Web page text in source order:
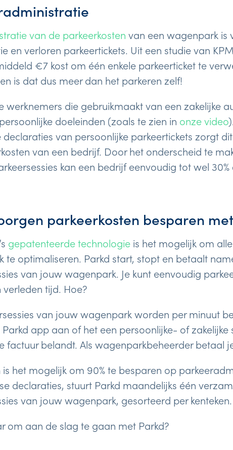
van de parkeerkosten van een wagenpark is
en verloren parkeertickets. Uit een studie van
€7 kost om één enkele parkeerticket te
is dat dus meer dan het parkeren zelf!
werknemers die gebruikmaakt van een zakelijke
doeleinden (zoals te zien in onze video
van persoonlijke parkeertickets zorgt
van een bedrijf. Door het onderscheid te
kan een bedrijf eenvoudig tot wel
parkeerkosten besparen
gepatenteerde technologie is het mogelijk om
te optimaliseren. Parkd start, stopt en betaalt
van jouw wagenpark. Je kunt eenvoudig
tijd. Hoe?
van jouw wagenpark worden per minuut
app aan of het een persoonlijke- of
factuur belandt. Als wagenparkbeheerder betaal
is het mogelijk om 90% te besparen op
declaraties, stuurt Parkd maandelijks één
van jouw wagenpark, gesorteerd per kenteken.
om aan de slag te gaan met Parkd?